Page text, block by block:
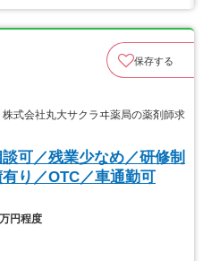
保存する
会社丸大サクラヰ薬局の薬剤師求
可／残業少なめ／研修制
り／OTC／車通勤可
円程度